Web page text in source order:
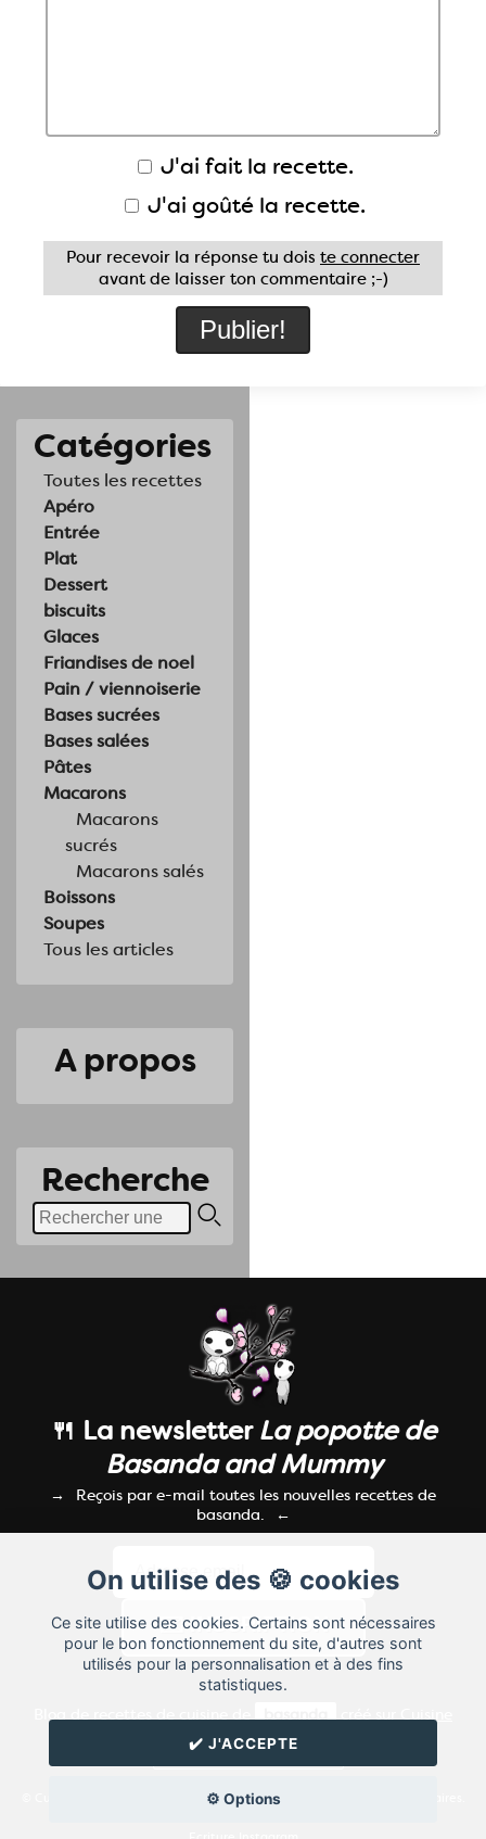
Catégories
Toutes les recettes
Apéro
Entrée
Plat
Dessert
biscuits
Glaces
Friandises de noel
Pain / viennoiserie
Bases sucrées
Bases salées
Pâtes
Macarons
Macarons
sucrés
Macarons salés
Boissons
Soupes
Tous les articles
A propos
Recherche
J'ai fait la recette.
J'ai goûté la recette.
Pour recevoir la réponse tu dois te connecter
avant de laisser ton commentaire ;-)
On utilise des 🍪 cookies
Ce site utilise des cookies. Certains sont nécessaires
pour le bon fonctionnement du site, d'autres sont
utilisés pour la personnalisation et à des fins
statistiques.
✔️ J'ACCEPTE
⚙️ Options
🍴 La newsletterLa popotte de
Basanda and Mummy
Reçois par e-mail toutes les nouvelles recettes de
basanda.
✉️ Contacter basanda
© Cuisine.land : La plateforme de blog spécialisée dans les blogs culinaires.
Créer un blog de cuisine